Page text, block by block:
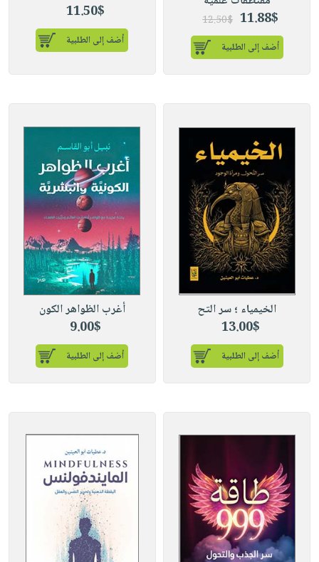
11.88$
12.50$
أضف إلى الطلبية
11.50$
أضف إلى الطلبية
الخيمياء ؛ سر التح
13.00$
أضف إلى الطلبية
أغرب الظواهر الكون
9.00$
أضف إلى الطلبية